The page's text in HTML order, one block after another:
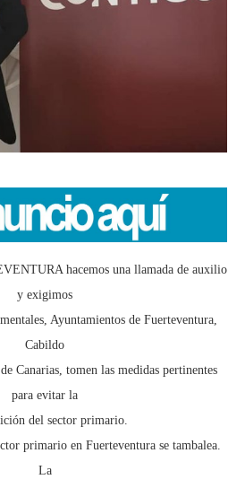
hacemos una llamada de auxilio
y exigimos
Ayuntamientos de Fuerteventura,
Cabildo
Canarias, tomen las medidas pertinentes
para evitar la
del sector primario.
primario en Fuerteventura se tambalea.
La